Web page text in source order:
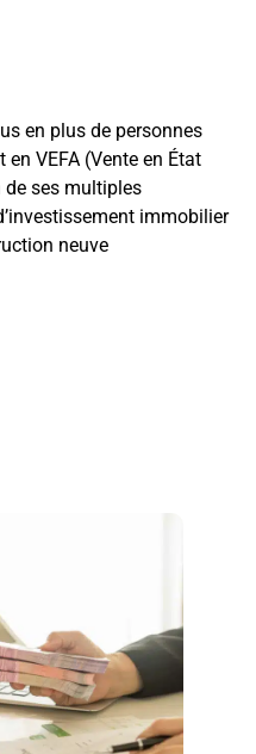
en plus de personnes
en VEFA (Vente en État
de ses multiples
immobilier
neuve